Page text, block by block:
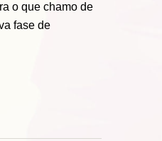
o que chamo de
fase de